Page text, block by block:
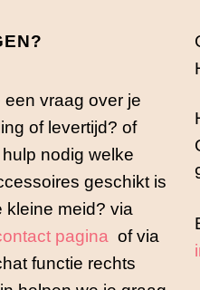
een vraag over je
of levertijd? of
nodig welke
geschikt is
kleine meid? via
pagina of via
functie rechts